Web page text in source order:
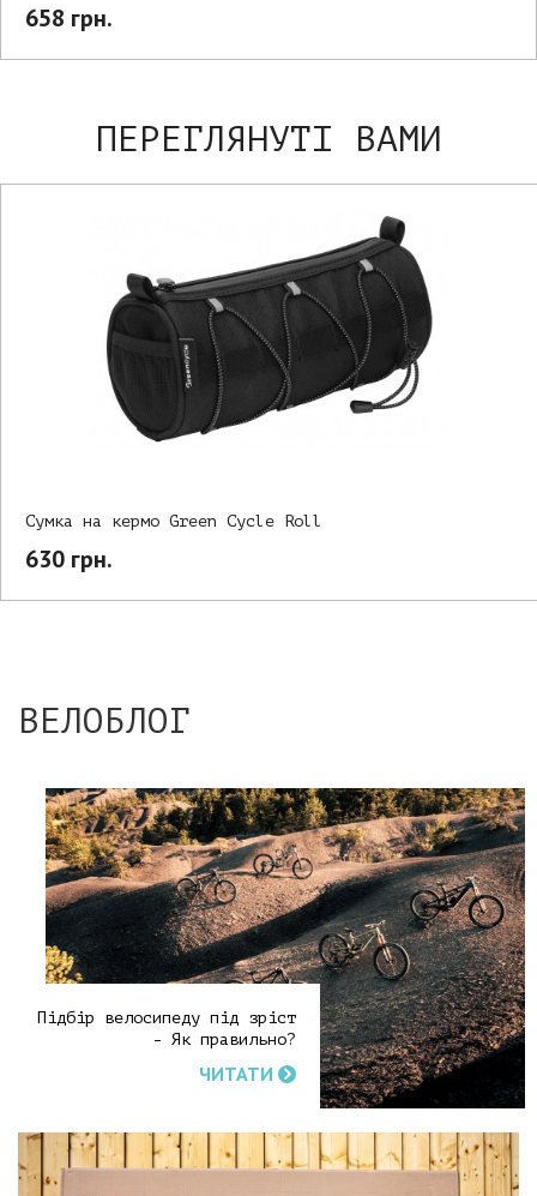
658 грн.
ПЕРЕГЛЯНУТІ ВАМИ
Сумка на кермо Green Cycle Roll
630 грн.
ВЕЛОБЛОГ
Підбір велосипеду під зріст
- Як правильно?
ЧИТАТИ